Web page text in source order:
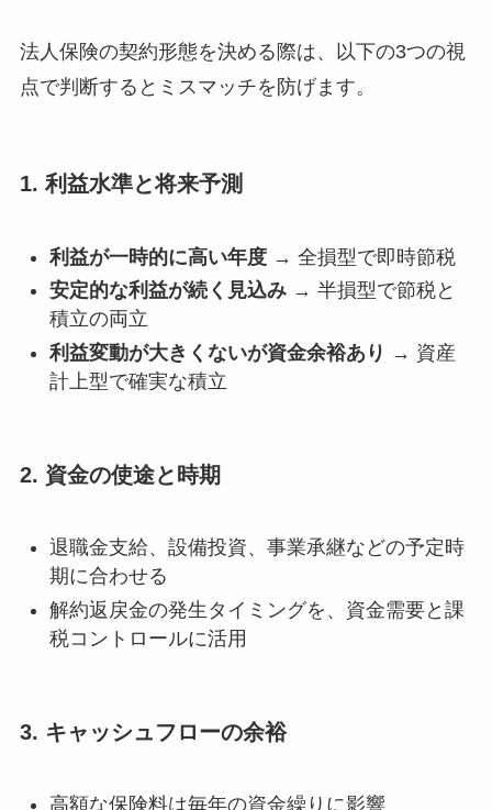
法人保険の契約形態を決める際は、以下の3つの視
点で判断するとミスマッチを防げます。
1. 利益水準と将来予測
利益が一時的に高い年度→ 全損型で即時節税
安定的な利益が続く見込み→ 半損型で節税と
積立の両立
利益変動が大きくないが資金余裕あり → 資産
計上型で確実な積立
2. 資金の使途と時期
退職金支給、設備投資、事業承継などの予定時
期に合わせる
解約返戻金の発生タイミングを、資金需要と課
税コントロールに活用
3. キャッシュフローの余裕
高額な保険料は毎年の資金繰りに影響